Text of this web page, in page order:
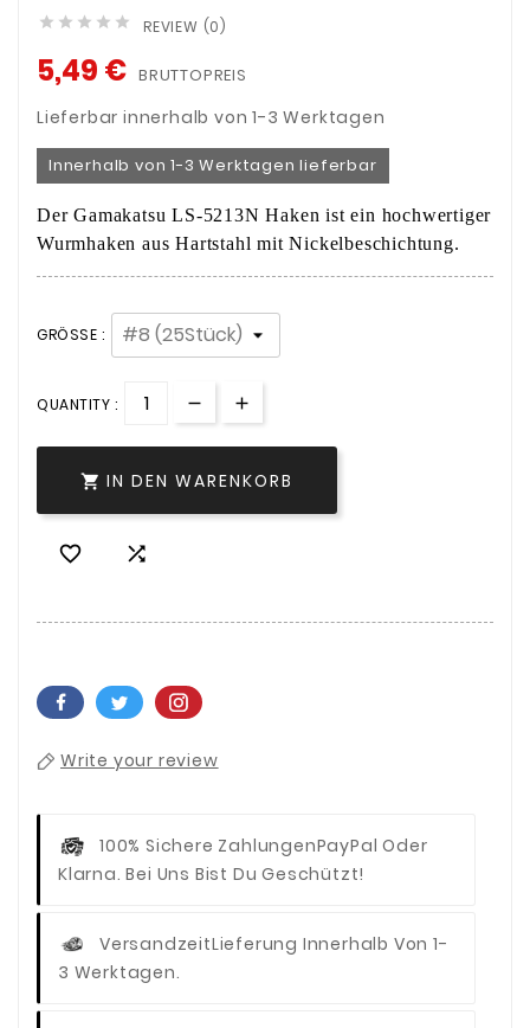
     REVIEW (0)
5,49 € BRUTTOPREIS
Lieferbar innerhalb von 1-3 Werktagen
Innerhalb von 1-3 Werktagen lieferbar
Der Gamakatsu LS-5213N Haken ist ein hochwertiger
Wurmhaken aus Hartstahl mit Nickelbeschichtung.
GRÖSSE :
QUANTITY :
 IN DEN WARENKORB
 
Write your review
100% Sichere ZahlungenPayPal Oder
Klarna. Bei Uns Bist Du Geschützt!
VersandzeitLieferung Innerhalb Von 1-
3 Werktagen.